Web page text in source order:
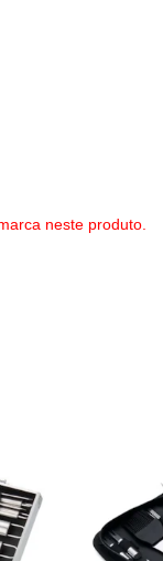
neste produto.